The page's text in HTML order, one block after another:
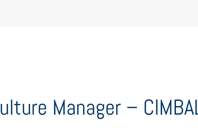
Manager –